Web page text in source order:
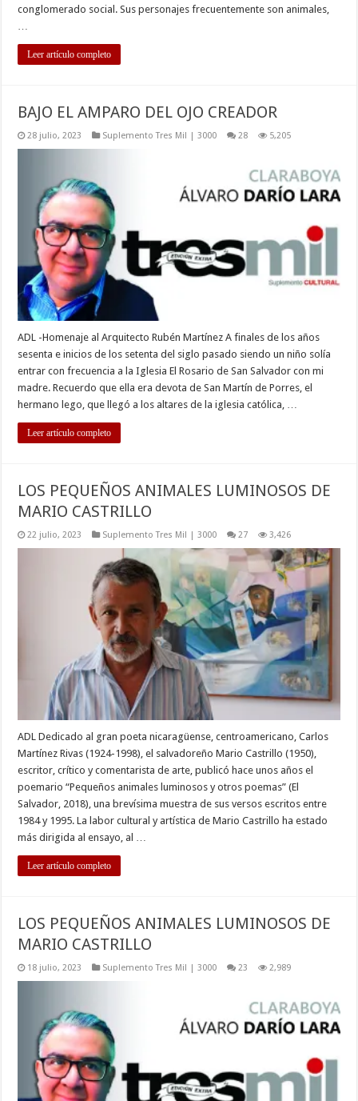
conglomerado social. Sus personajes frecuentemente son animales,
…
Leer artículo completo
BAJO EL AMPARO DEL OJO CREADOR
28 julio, 2023 Suplemento Tres Mil | 3000 28 5,205
ADL -Homenaje al Arquitecto Rubén Martínez A finales de los años
sesenta e inicios de los setenta del siglo pasado siendo un niño solía
entrar con frecuencia a la Iglesia El Rosario de San Salvador con mi
madre. Recuerdo que ella era devota de San Martín de Porres, el
hermano lego, que llegó a los altares de la iglesia católica, …
Leer artículo completo
LOS PEQUEÑOS ANIMALES LUMINOSOS DE
MARIO CASTRILLO
22 julio, 2023 Suplemento Tres Mil | 3000 27 3,426
ADL Dedicado al gran poeta nicaragüense, centroamericano, Carlos
Martínez Rivas (1924-1998), el salvadoreño Mario Castrillo (1950),
escritor, crítico y comentarista de arte, publicó hace unos años el
poemario “Pequeños animales luminosos y otros poemas” (El
Salvador, 2018), una brevísima muestra de sus versos escritos entre
1984 y 1995. La labor cultural y artística de Mario Castrillo ha estado
más dirigida al ensayo, al …
Leer artículo completo
LOS PEQUEÑOS ANIMALES LUMINOSOS DE
MARIO CASTRILLO
18 julio, 2023 Suplemento Tres Mil | 3000 23 2,989